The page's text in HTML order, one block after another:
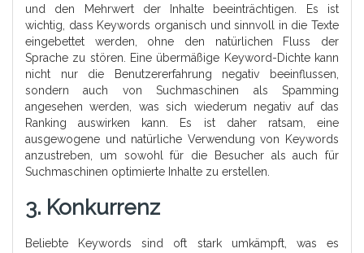
und den Mehrwert der Inhalte beeinträchtigen. Es ist
wichtig, dass Keywords organisch und sinnvoll in die Texte
eingebettet werden, ohne den natürlichen Fluss der
Sprache zu stören. Eine übermäßige Keyword-Dichte kann
nicht nur die Benutzererfahrung negativ beeinflussen,
sondern auch von Suchmaschinen als Spamming
angesehen werden, was sich wiederum negativ auf das
Ranking auswirken kann. Es ist daher ratsam, eine
ausgewogene und natürliche Verwendung von Keywords
anzustreben, um sowohl für die Besucher als auch für
Suchmaschinen optimierte Inhalte zu erstellen.
3. Konkurrenz
Beliebte Keywords sind oft stark umkämpft, was es